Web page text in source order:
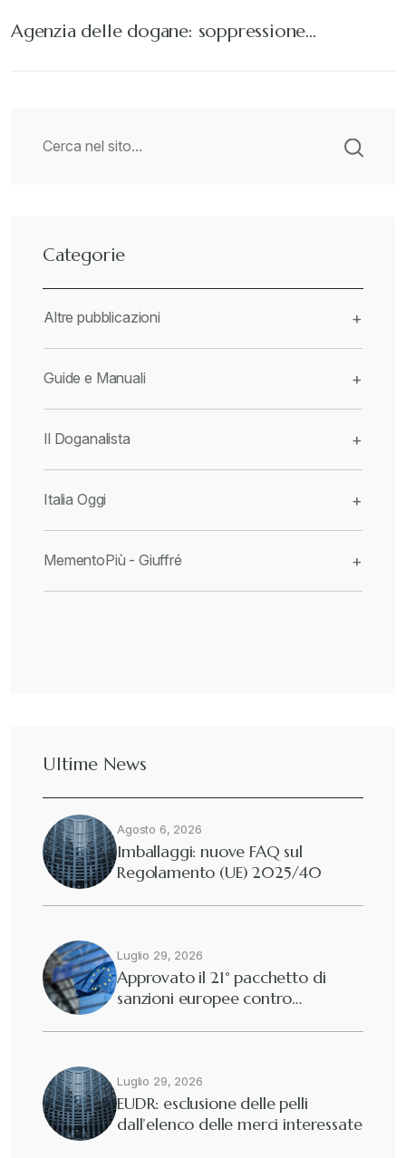
Agenzia delle dogane: soppressione…
Categorie
Altre pubblicazioni +
Guide e Manuali +
Il Doganalista +
Italia Oggi +
MementoPiù - Giuffré +
Ultime News
Agosto 6, 2026
Imballaggi: nuove FAQ sul
Regolamento (UE) 2025/40
Luglio 29, 2026
Approvato il 21° pacchetto di
sanzioni europee contro…
Luglio 29, 2026
EUDR: esclusione delle pelli
dall’elenco delle merci interessate